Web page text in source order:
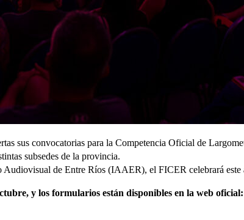
sus convocatorias para la Competencia Oficial de
subsedes de la provincia.
de Entre Ríos (IAAER), el FICER celebrará este
y los formularios están disponibles en la web oficial: